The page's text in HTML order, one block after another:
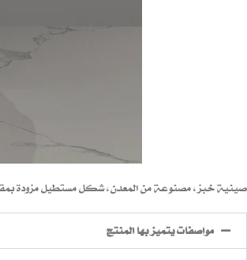
صينية خبز، مصنوعة من المعدن، شكل مستطيل مزودة
مواصفات يتميز بها المنتج